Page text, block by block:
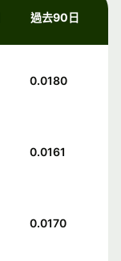
過去90日
0.0180
0.0161
0.0170